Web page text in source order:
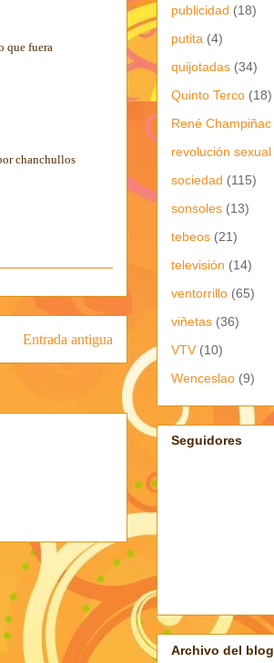
que fuera
chanchullos
Entrada antigua
publicidad (18)
putita (4)
quijotadas (34)
Quinto Terco (18)
René Champiñac
revolución sexual
sociedad (115)
sonsoles (13)
tebeos (21)
televisión (14)
ventorrillo (65)
viñetas (36)
VTV (10)
Wenceslao (9)
Seguidores
Archivo del blog